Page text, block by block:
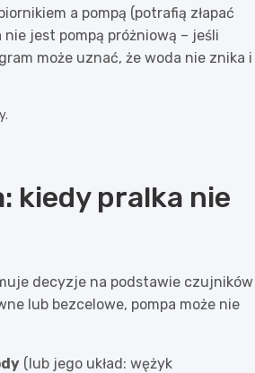
a pompą (potrafią złapać
jest pompą próżniową – jeśli
może uznać, że woda nie znika i
kiedy pralka nie
decyzje na podstawie czujników
lub bezcelowe, pompa może nie
(lub jego układ: wężyk